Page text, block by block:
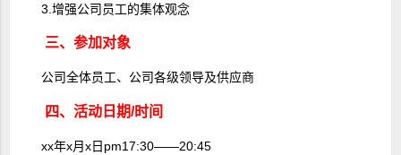
3.增强公司员工的集体观念
三、参加对象
公司全体员工、公司各级领导及供应商
四、活动日期/时间
xx年x月x日pm17:30――20:45